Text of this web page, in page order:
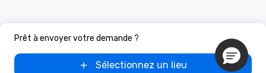
Prêt à envoyer votre demande ?
Sélectionnez un lieu